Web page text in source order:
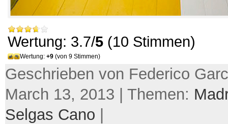
Wertung: 3.7/5 (10 Stimmen)
Wertung: +9 (von 9 Stimmen)
Geschrieben von Federico
March 13, 2013 | Themen:
Selgas Cano